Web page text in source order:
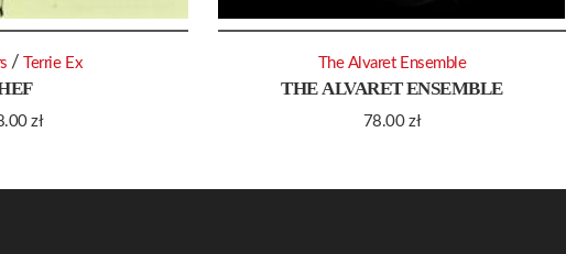
zł
/ Terrie Ex
THE ALVARET ENSEMBLE
78.00zł
The Alvaret Ensemble